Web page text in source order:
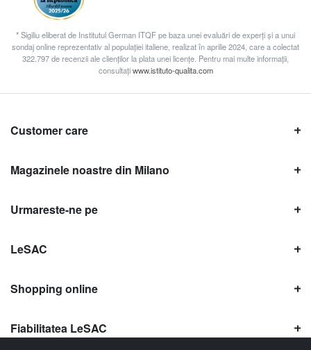
* Sigiliu eliberat de Institutul German ITQF pe baza unei evaluări de experți și a unui
sondaj online reprezentativ al populației italiene, realizat în aprilie 2024, care a colectat
322.797 de recenzii ale clienților la plata unei licențe. Pentru mai multe informații,
consultațiwww.istituto-qualita.com
Customer care
Magazinele noastre din Milano
Urmareste-ne pe
LeSAC
Shopping online
Fiabilitatea LeSAC